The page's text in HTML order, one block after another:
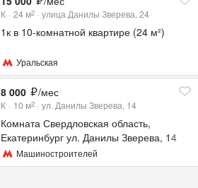
К 24 м2 улица Данилы Зверева, 24
1к в 10-комнатной квартире (24 м²)
Уральская
8 000 /мес
К 10 м2 ул. Данилы Зверева, 14
Комната Свердловская область,
Екатеринбург ул. Данилы Зверева, 14
(10.0 м²)
Машиностроителей